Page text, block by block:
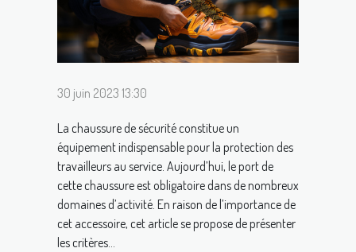
30 juin 2023 13:30
La chaussure de sécurité constitue un
équipement indispensable pour la protection des
travailleurs au service. Aujourd’hui, le port de
cette chaussure est obligatoire dans de nombreux
domaines d’activité. En raison de l’importance de
cet accessoire, cet article se propose de présenter
les critères...